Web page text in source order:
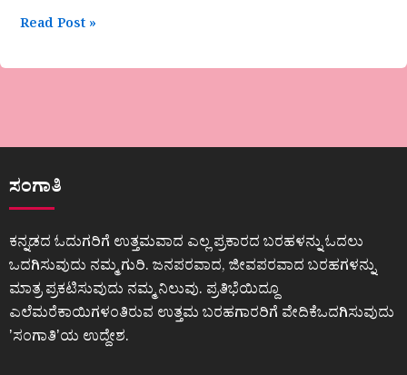
Read Post »
ಸಂಗಾತಿ
ಕನ್ನಡದ ಓದುಗರಿಗೆ ಉತ್ತಮವಾದ ಎಲ್ಲ ಪ್ರಕಾರದ ಬರಹಳನ್ನು ಓದಲು
ಒದಗಿಸುವುದು ನಮ್ಮ ಗುರಿ. ಜನಪರವಾದ, ಜೀವಪರವಾದ ಬರಹಗಳನ್ನು
ಮಾತ್ರ ಪ್ರಕಟಿಸುವುದು ನಮ್ಮ ನಿಲುವು. ಪ್ರತಿಭೆಯಿದ್ದೂ
ಎಲೆಮರೆಕಾಯಿಗಳಂತಿರುವ ಉತ್ತಮ ಬರಹಗಾರರಿಗೆ ವೇದಿಕೆಒದಗಿಸುವುದು
ʼಸಂಗಾತಿʼಯ ಉದ್ದೇಶ.